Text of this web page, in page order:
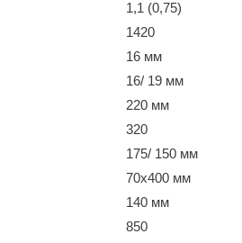
1,1 (0,75)
1420
16 мм
16/ 19 мм
220 мм
320
175/ 150 мм
70х400 мм
140 мм
850